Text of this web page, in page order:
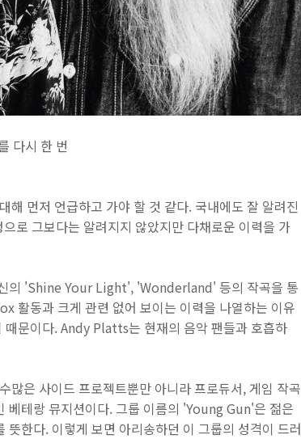
다시 한 번
먼저 언급하고 가야 할 것 같다. 국내에도 잘 알려진
로 그보다는 알려지지 않았지만 다채로운 이력을 가
의 'Shine Your Light', 'Wonderland' 등의 작곡을 통
활동과 크게 관련 없어 보이는 이력을 나열하는 이유
때문이다. Andy Platts는 현재의 음악 팬들과 호흡하
은 사이드 프로젝트뿐만 아니라 프로듀서, 게임 작곡
베테랑 뮤지션이다. 그룹 이름의 'Young Gun'은 젊은
한다. 이렇게 보면 아리송하던 이 그룹의 성격이 드러